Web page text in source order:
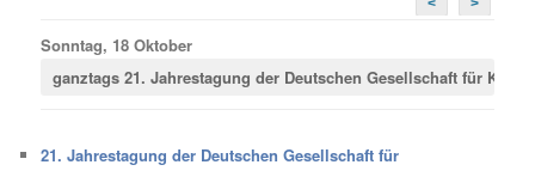
<
>
Sonntag, 18 Oktober
ganztags21. Jahrestagung der Deutschen Gesellschaft für
21. Jahrestagung der Deutschen Gesellschaft für